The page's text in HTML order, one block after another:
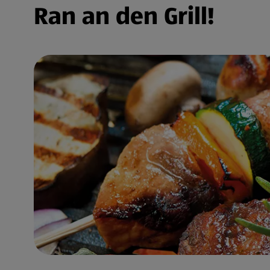
Ran an den Grill!